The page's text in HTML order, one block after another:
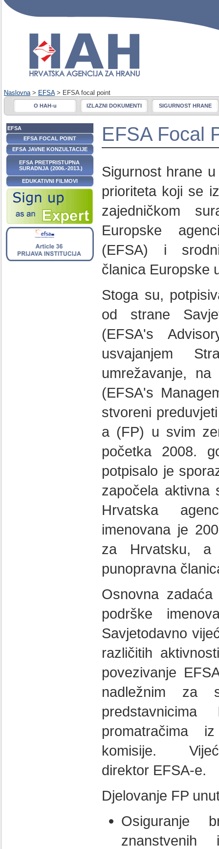
Naslovna> EFSA> EFSA focal point
O HAH-u IZLAZNI DOKUMENTI SIGURNOST HRANE
EFSA
EFSA FOCAL POINT
EFSA JAVNE KONZULTACIJE
EFSA PRETPRISTUPNA
SURADNJA (2006.-2013.)
EDUKATIVNI FILMOVI
EFSA Focal
Sigurnost hrane
prioriteta koji se
zajedničkom
Europske
(EFSA) i
članica Europske
Stoga su,
od strane
(EFSA's
usvajanjem
umrežavanje,
(EFSA's
stvoreni
a (FP) u svim
početka 2008.
potpisalo je
započela aktivna
Hrvatska
imenovana je
za Hrvatsku,
punopravna
Osnovna
podrške
Savjetodavno
različitih
povezivanje
nadležnim za
promatračima
komisije.
direktor EFSA-e.
Djelovanje FP
Osiguranje
znanstvenih